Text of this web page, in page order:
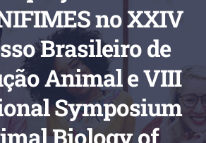
no XXIV
Brasileiro de
Animal e VIII
Symposium